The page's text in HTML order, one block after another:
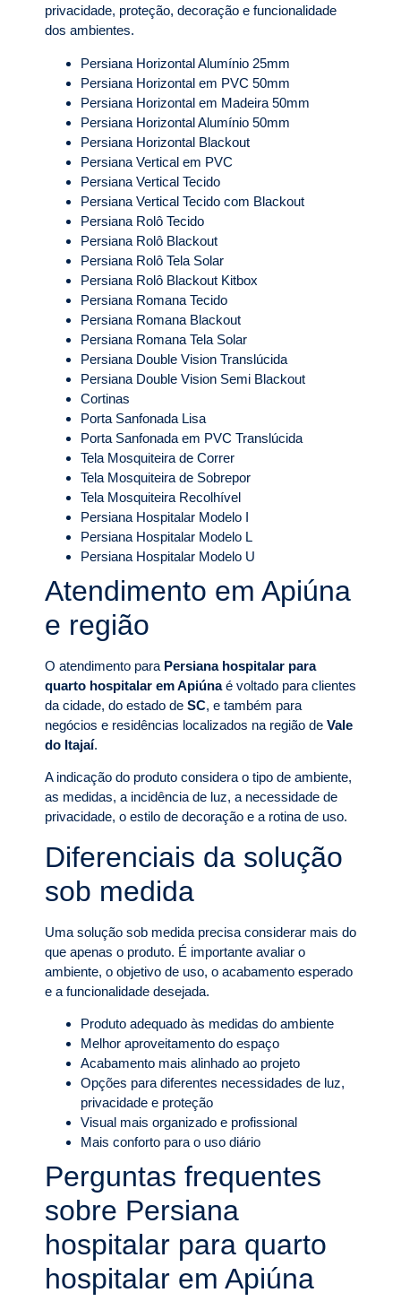
privacidade, proteção, decoração e funcionalidade
dos ambientes.
Persiana Horizontal Alumínio 25mm
Persiana Horizontal em PVC 50mm
Persiana Horizontal em Madeira 50mm
Persiana Horizontal Alumínio 50mm
Persiana Horizontal Blackout
Persiana Vertical em PVC
Persiana Vertical Tecido
Persiana Vertical Tecido com Blackout
Persiana Rolô Tecido
Persiana Rolô Blackout
Persiana Rolô Tela Solar
Persiana Rolô Blackout Kitbox
Persiana Romana Tecido
Persiana Romana Blackout
Persiana Romana Tela Solar
Persiana Double Vision Translúcida
Persiana Double Vision Semi Blackout
Cortinas
Porta Sanfonada Lisa
Porta Sanfonada em PVC Translúcida
Tela Mosquiteira de Correr
Tela Mosquiteira de Sobrepor
Tela Mosquiteira Recolhível
Persiana Hospitalar Modelo I
Persiana Hospitalar Modelo L
Persiana Hospitalar Modelo U
Atendimento em Apiúna
e região
O atendimento para Persiana hospitalar para
quarto hospitalar em Apiúnaé voltado para clientes
da cidade, do estado de SC, e também para
negócios e residências localizados na região de Vale
do Itajaí.
A indicação do produto considera o tipo de ambiente,
as medidas, a incidência de luz, a necessidade de
privacidade, o estilo de decoração e a rotina de uso.
Diferenciais da solução
sob medida
Uma solução sob medida precisa considerar mais do
que apenas o produto. É importante avaliar o
ambiente, o objetivo de uso, o acabamento esperado
e a funcionalidade desejada.
Produto adequado às medidas do ambiente
Melhor aproveitamento do espaço
Acabamento mais alinhado ao projeto
Opções para diferentes necessidades de luz,
privacidade e proteção
Visual mais organizado e profissional
Mais conforto para o uso diário
Perguntas frequentes
sobre Persiana
hospitalar para quarto
hospitalar em Apiúna